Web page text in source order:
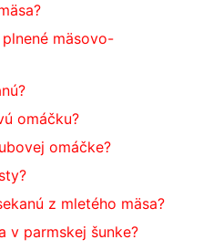
mäsovo-
omáčku?
omáčke?
z mletého mäsa?
v parmskej šunke?